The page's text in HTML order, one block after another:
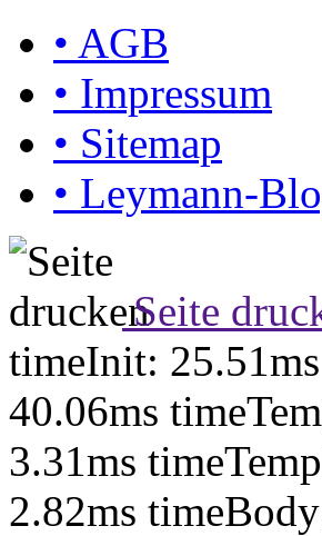
• AGB
• Impressum
• Sitemap
• Leymann-
Seite
timeInit:
40.06ms
3.31ms
2.82ms